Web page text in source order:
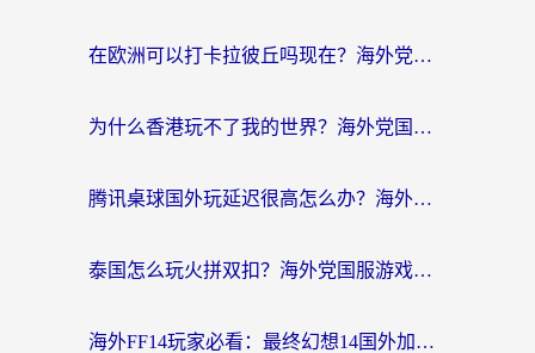
在欧洲可以打卡拉彼丘吗现在？海外党国服游戏加速器终极避坑指南
为什么香港玩不了我的世界？海外党国服游戏加速终极解决方案
腾讯桌球国外玩延迟很高怎么办？海外党亲测有效的国服游戏加速指南
泰国怎么玩火拼双扣？海外党国服游戏加速终极指南（附暗区突围植物大战僵尸实测）
海外FF14玩家必看：最终幻想14国外加速器下载安装全攻略+卡顿解决秘籍